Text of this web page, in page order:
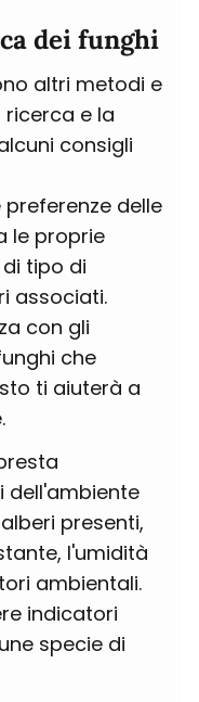
dei funghi
altri metodi e
e la
consigli
delle
le proprie
tipo di
associati.
con gli
che
ti aiuterà a
dell'ambiente
presenti,
l'umidità
ambientali.
indicatori
specie di